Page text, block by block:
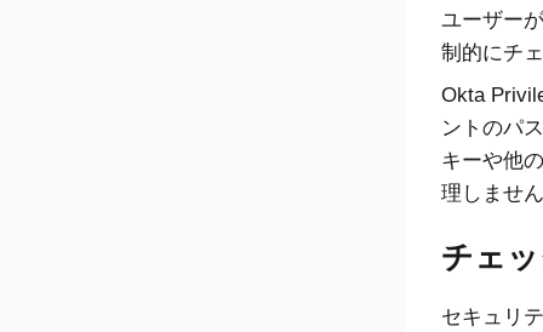
ユーザー
制的にチ
Okta
ントのパ
キーや他
理しませ
チェ
セキュリ